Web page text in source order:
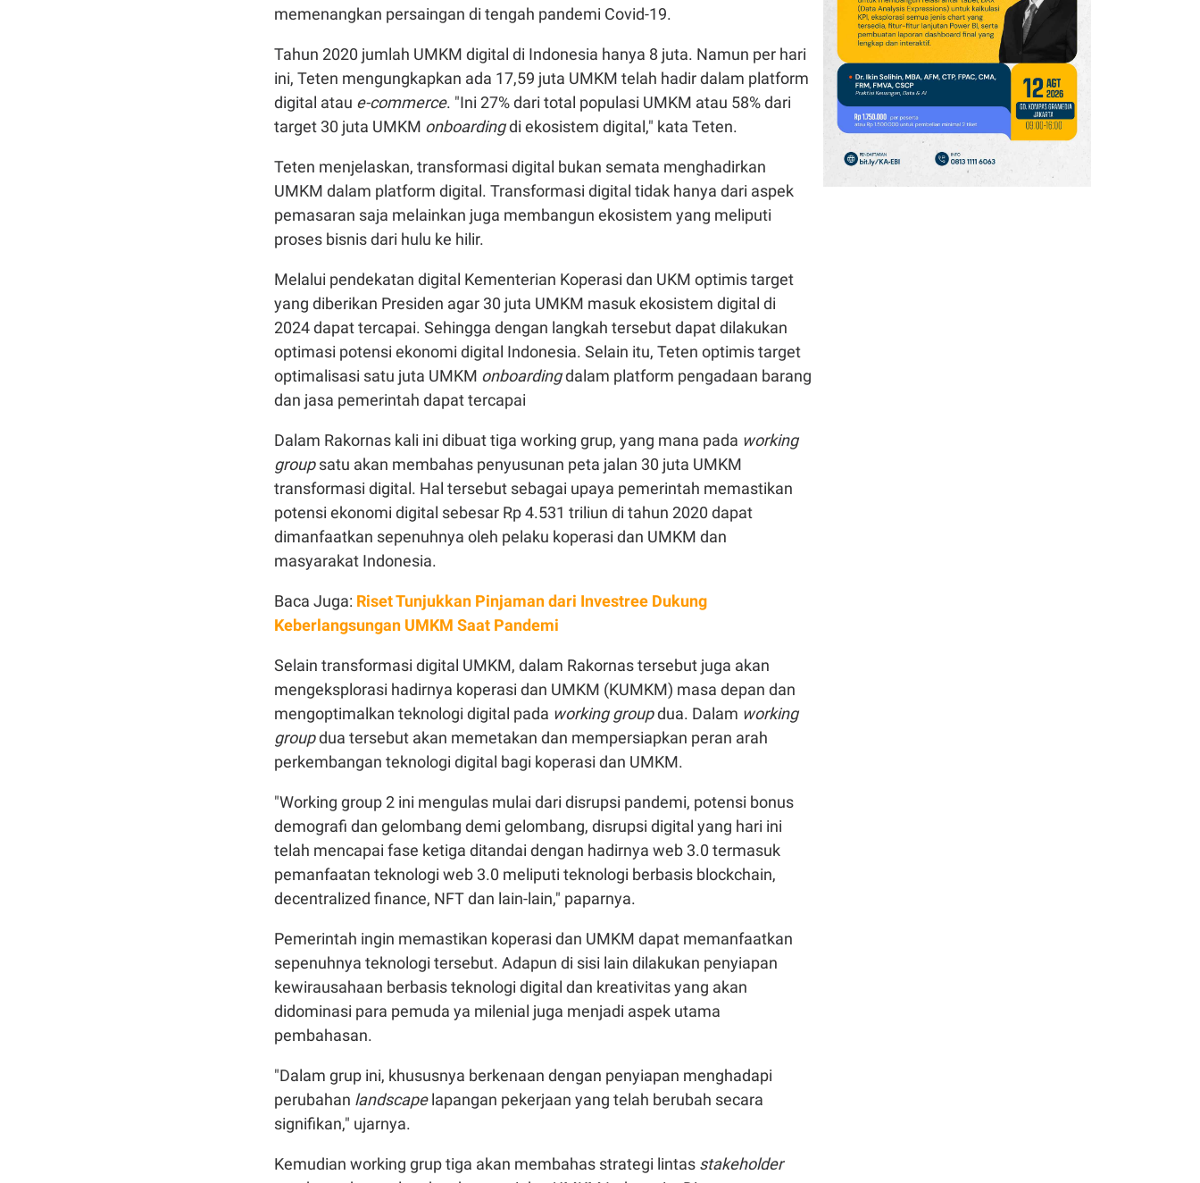
memenangkan persaingan di tengah pandemi Covid-19.
Tahun 2020 jumlah UMKM digital di Indonesia hanya 8 juta. Namun per hari
ini, Teten mengungkapkan ada 17,59 juta UMKM telah hadir dalam platform
digital atau e-commerce. "Ini 27% dari total populasi UMKM atau 58% dari
target 30 juta UMKM onboardingdi ekosistem digital," kata Teten.
Teten menjelaskan, transformasi digital bukan semata menghadirkan
UMKM dalam platform digital. Transformasi digital tidak hanya dari aspek
pemasaran saja melainkan juga membangun ekosistem yang meliputi
proses bisnis dari hulu ke hilir.
Melalui pendekatan digital Kementerian Koperasi dan UKM optimis target
yang diberikan Presiden agar 30 juta UMKM masuk ekosistem digital di
2024 dapat tercapai. Sehingga dengan langkah tersebut dapat dilakukan
optimasi potensi ekonomi digital Indonesia. Selain itu, Teten optimis target
optimalisasi satu juta UMKM onboardingdalam platform pengadaan barang
dan jasa pemerintah dapat tercapai
Dalam Rakornas kali ini dibuat tiga working grup, yang mana pada working
groupsatu akan membahas penyusunan peta jalan 30 juta UMKM
transformasi digital. Hal tersebut sebagai upaya pemerintah memastikan
potensi ekonomi digital sebesar Rp 4.531 triliun di tahun 2020 dapat
dimanfaatkan sepenuhnya oleh pelaku koperasi dan UMKM dan
masyarakat Indonesia.
Baca Juga: Riset Tunjukkan Pinjaman dari Investree Dukung
Keberlangsungan UMKM Saat Pandemi
Selain transformasi digital UMKM, dalam Rakornas tersebut juga akan
mengeksplorasi hadirnya koperasi dan UMKM (KUMKM) masa depan dan
mengoptimalkan teknologi digital pada working groupdua. Dalam working
groupdua tersebut akan memetakan dan mempersiapkan peran arah
perkembangan teknologi digital bagi koperasi dan UMKM.
"Working group 2 ini mengulas mulai dari disrupsi pandemi, potensi bonus
demografi dan gelombang demi gelombang, disrupsi digital yang hari ini
telah mencapai fase ketiga ditandai dengan hadirnya web 3.0 termasuk
pemanfaatan teknologi web 3.0 meliputi teknologi berbasis blockchain,
decentralized finance, NFT dan lain-lain," paparnya.
Pemerintah ingin memastikan koperasi dan UMKM dapat memanfaatkan
sepenuhnya teknologi tersebut. Adapun di sisi lain dilakukan penyiapan
kewirausahaan berbasis teknologi digital dan kreativitas yang akan
didominasi para pemuda ya milenial juga menjadi aspek utama
pembahasan.
"Dalam grup ini, khususnya berkenaan dengan penyiapan menghadapi
perubahan landscapelapangan pekerjaan yang telah berubah secara
signifikan," ujarnya.
Kemudian working grup tiga akan membahas strategi lintas stakeholder
10 JPMorgan: Hedge Fund
Global Kehilangan
Hampir 3% Keuntungan
pada Juli 2026
11 Punya Rumah
Kontrakan? Siap-Siap
Didatangi Petugas Pajak